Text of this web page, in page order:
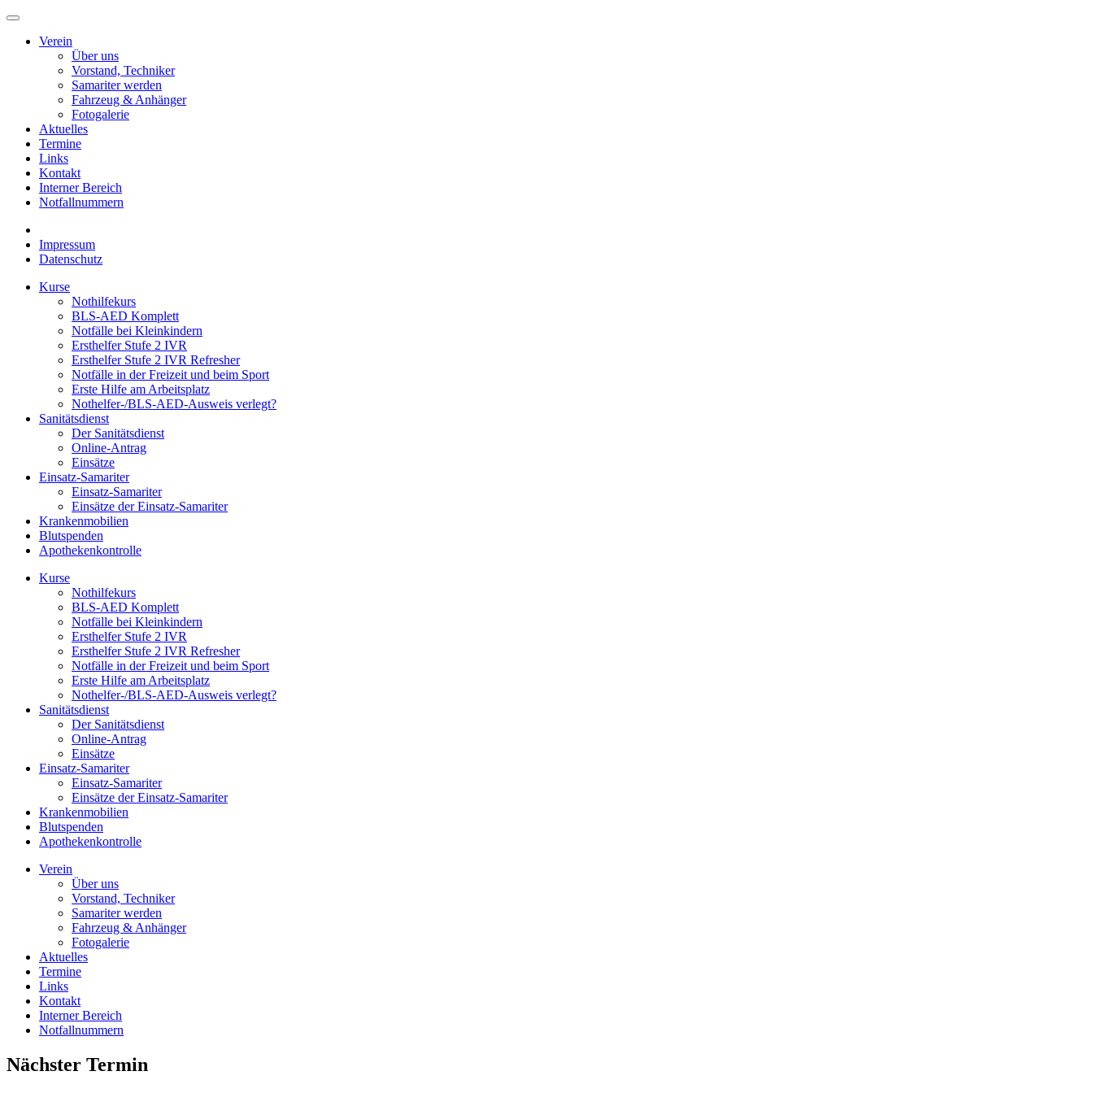
Verein
Über uns
Vorstand, Techniker
Samariter werden
Fahrzeug & Anhänger
Fotogalerie
Aktuelles
Termine
Links
Kontakt
Interner Bereich
Notfallnummern
Impressum
Datenschutz
Kurse
Nothilfekurs
BLS-AED Komplett
Notfälle bei Kleinkindern
Ersthelfer Stufe 2 IVR
Ersthelfer Stufe 2 IVR Refresher
Notfälle in der Freizeit und beim Sport
Erste Hilfe am Arbeitsplatz
Nothelfer-/BLS-AED-Ausweis verlegt?
Sanitätsdienst
Der Sanitätsdienst
Online-Antrag
Einsätze
Einsatz-Samariter
Einsatz-Samariter
Einsätze der Einsatz-Samariter
Krankenmobilien
Blutspenden
Apothekenkontrolle
Kurse
Nothilfekurs
BLS-AED Komplett
Notfälle bei Kleinkindern
Ersthelfer Stufe 2 IVR
Ersthelfer Stufe 2 IVR Refresher
Notfälle in der Freizeit und beim Sport
Erste Hilfe am Arbeitsplatz
Nothelfer-/BLS-AED-Ausweis verlegt?
Sanitätsdienst
Der Sanitätsdienst
Online-Antrag
Einsätze
Einsatz-Samariter
Einsatz-Samariter
Einsätze der Einsatz-Samariter
Krankenmobilien
Blutspenden
Apothekenkontrolle
Verein
Über uns
Vorstand, Techniker
Samariter werden
Fahrzeug & Anhänger
Fotogalerie
Aktuelles
Termine
Links
Kontakt
Interner Bereich
Notfallnummern
Nächster Termin